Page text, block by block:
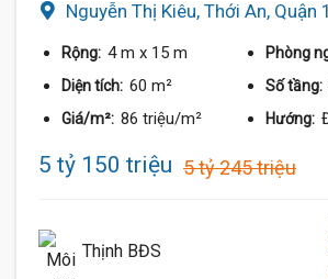
Nguyễn Thị Kiêu, Thới An, Quận
Rộng: 4 m x 15 m Phòng
Diện tích: 60 m² Số tầng:
Giá/m²: 86 triệu/m² Hướng:
5 tỷ 150 triệu 5 tỷ 245 triệu
Thịnh BĐS